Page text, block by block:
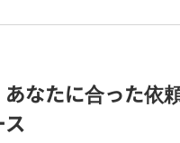
あなたに合った
ス